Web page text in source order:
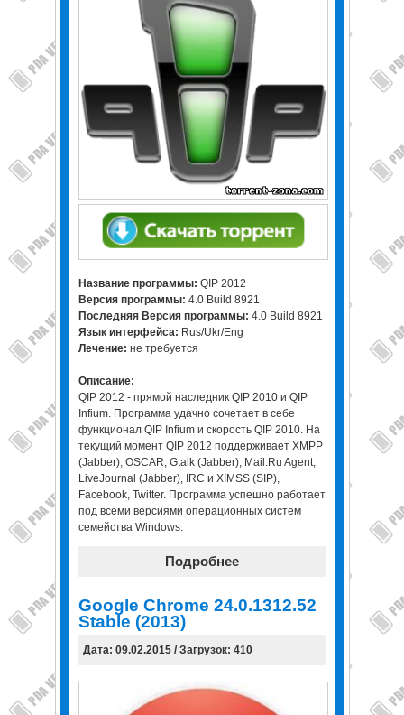
Название программы: QIP 2012
Версия программы: 4.0 Build 8921
Последняя Версия программы: 4.0 Build 8921
Язык интерфейса: Rus/Ukr/Eng
Лечение: не требуется
Описание:
QIP 2012 - прямой наследник QIP 2010 и QIP
Infium. Программа удачно сочетает в себе
функционал QIP Infium и скорость QIP 2010. На
текущий момент QIP 2012 поддерживает XMPP
(Jabber), OSCAR, Gtalk (Jabber), Mail.Ru Agent,
LiveJournal (Jabber), IRC и XIMSS (SIP),
Facebook, Twitter. Программа успешно работает
под всеми версиями операционных систем
семейства Windows.
Подробнее
Google Chrome 24.0.1312.52
Stable (2013)
Дата: 09.02.2015 / Загрузок: 410